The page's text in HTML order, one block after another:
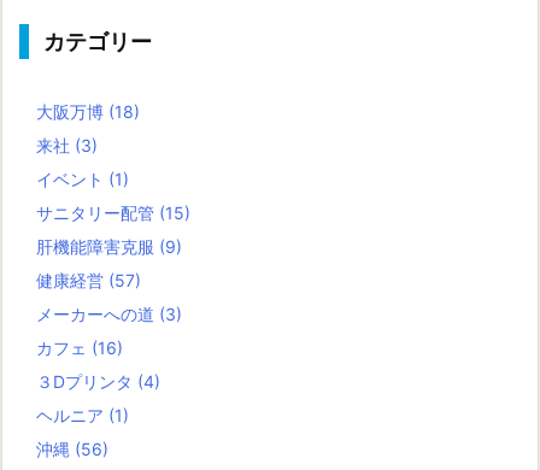
カテゴリー
大阪万博 (18)
来社 (3)
イベント (1)
サニタリー配管 (15)
肝機能障害克服 (9)
健康経営 (57)
メーカーへの道 (3)
カフェ (16)
３Dプリンタ (4)
ヘルニア (1)
沖縄 (56)